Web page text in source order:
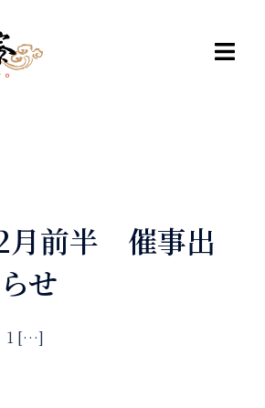
月前半 催事出
せ
1 […]